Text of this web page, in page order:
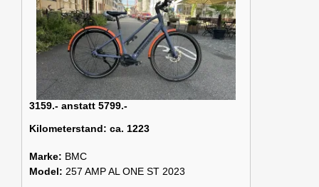
3159.- anstatt 5799.-
Kilometerstand: ca. 1223
Marke: BMC
Model: 257 AMP AL ONE ST 2023